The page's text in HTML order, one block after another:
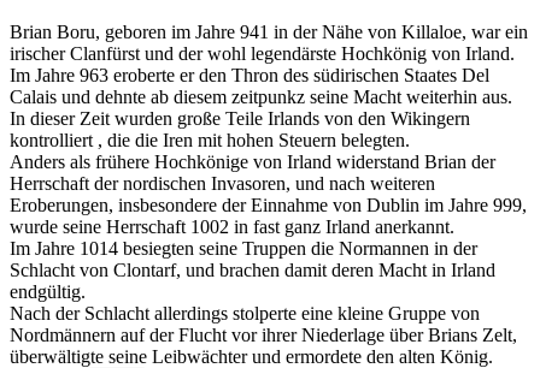
Brian Boru, geboren im Jahre 941 in der Nähe von Killaloe, war ein
irischer Clanfürst und der wohl legendärste Hochkönig von Irland.
Im Jahre 963 eroberte er den Thron des südirischen Staates Del
Calais und dehnte ab diesem zeitpunkz seine Macht weiterhin aus.
In dieser Zeit wurden große Teile Irlands von den Wikingern
kontrolliert , die die Iren mit hohen Steuern belegten.
Anders als frühere Hochkönige von Irland widerstand Brian der
Herrschaft der nordischen Invasoren, und nach weiteren
Eroberungen, insbesondere der Einnahme von Dublin im Jahre 999,
wurde seine Herrschaft 1002 in fast ganz Irland anerkannt.
Im Jahre 1014 besiegten seine Truppen die Normannen in der
Schlacht von Clontarf, und brachen damit deren Macht in Irland
endgültig.
Nach der Schlacht allerdings stolperte eine kleine Gruppe von
Nordmännern auf der Flucht vor ihrer Niederlage über Brians Zelt,
überwältigte seine Leibwächter und ermordete den alten König.